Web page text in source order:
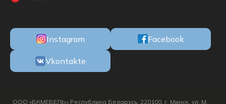
Instagram Facebook
Vkontakte
ООО «БКМЕБЕЛЬ» Республика Беларусь, 220100, г. Минск, ул. М.